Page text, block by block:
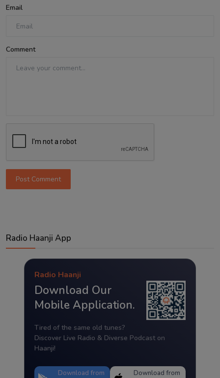
Email
Comment
Post Comment
Radio Haanji App
Radio Haanji
Download Our
Mobile Application.
Tired of the same old tunes?
Discover Live Radio & Diverse Podcast on
Haanji!
Download from Download from